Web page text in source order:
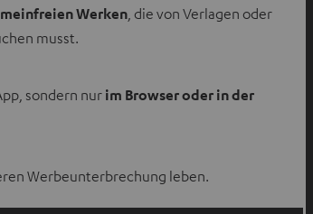
Werken , die von Verlagen oder
musst.
sondern nurim Browser oder in der
Werbeunterbrechung leben.